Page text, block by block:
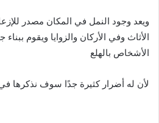
ويعد وجود النمل في المكان مصدر
الأثاث وفي الأركان والزوايا ويقوم
الأشخاص بالهلع
لأن له أضرار كثيرة جدًا سوف نذكرها